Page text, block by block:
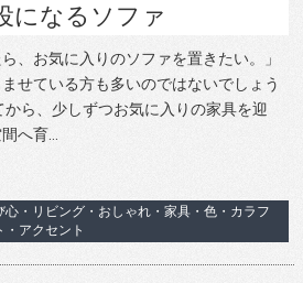
になるソファ
、お気に入りのソファを置きたい。」
せている方も多いのではないでしょう
ら、少しずつお気に入りの家具を迎
へ育...
心・リビング・おしゃれ・家具・色・カラフ
・アクセント